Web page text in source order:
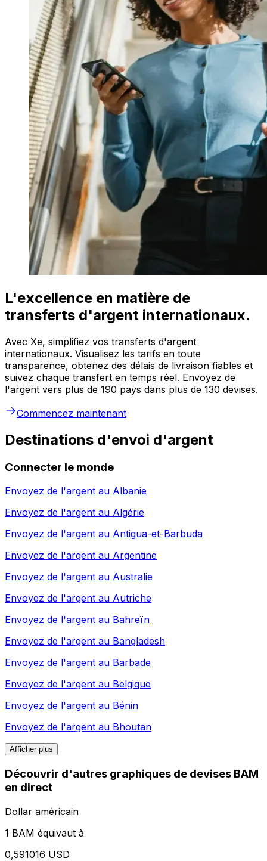
L'excellence en matière de
transferts d'argent internationaux.
Avec Xe, simplifiez vos transferts d'argent
internationaux. Visualisez les tarifs en toute
transparence, obtenez des délais de livraison fiables et
suivez chaque transfert en temps réel. Envoyez de
l'argent vers plus de 190 pays dans plus de 130 devises.
Commencez maintenant
Destinations d'envoi d'argent
Connecter le monde
Envoyez de l'argent au Albanie
Envoyez de l'argent au Algérie
Envoyez de l'argent au Antigua-et-Barbuda
Envoyez de l'argent au Argentine
Envoyez de l'argent au Australie
Envoyez de l'argent au Autriche
Envoyez de l'argent au Bahreïn
Envoyez de l'argent au Bangladesh
Envoyez de l'argent au Barbade
Envoyez de l'argent au Belgique
Envoyez de l'argent au Bénin
Envoyez de l'argent au Bhoutan
Afficher plus
Découvrir d'autres graphiques de devises BAM
en direct
Dollar américain
1 BAM équivaut à
0,591016 USD